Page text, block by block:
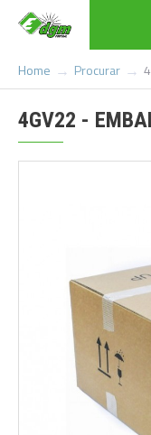
Home Procurar
4GV22 -